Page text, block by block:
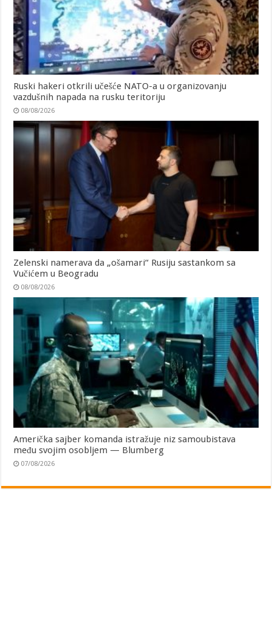
Ruski hakeri otkrili učešće NATO-a u organizovanju
vazdušnih napada na rusku teritoriju
08/08/2026
Zelenski namerava da „ošamari“ Rusiju sastankom sa
Vučićem u Beogradu
08/08/2026
Američka sajber komanda istražuje niz samoubistava
među svojim osobljem — Blumberg
07/08/2026